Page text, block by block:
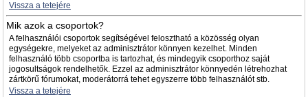
Vissza a tetejére
Mik azok a csoportok?
A felhasználói csoportok segítségével felosztható a közösség olyan
egységekre, melyeket az adminisztrátor könnyen kezelhet. Minden
felhasználó több csoportba is tartozhat, és mindegyik csoporthoz saját
jogosultságok rendelhetők. Ezzel az adminisztrátor könnyedén létrehozhat
zártkörű fórumokat, moderátorrá tehet egyszerre több felhasználót stb.
Vissza a tetejére